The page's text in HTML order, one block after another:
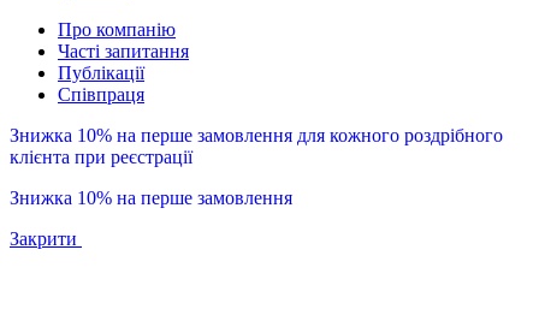
Про компанію
Часті запитання
Публікації
Співпраця
Знижка 10% на перше замовлення для кожного роздрібного
клієнта при реєстрації
Знижка 10% на перше замовлення
Закрити